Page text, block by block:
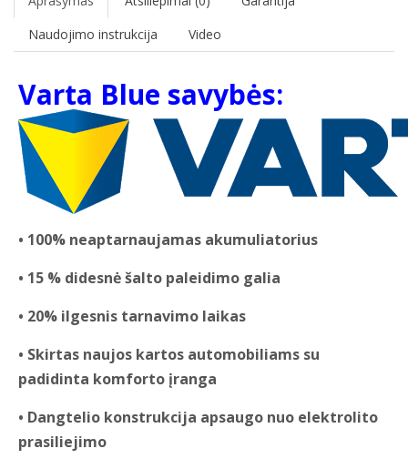
Naudojimo instrukcija
Video
Varta Blue savybės:
• 100% neaptarnaujamas akumuliatorius
• 15 % didesnė šalto paleidimo galia
• 20% ilgesnis tarnavimo laikas
• Skirtas naujos kartos automobiliams su
padidinta komforto įranga
• Dangtelio konstrukcija apsaugo nuo elektrolito
prasiliejimo